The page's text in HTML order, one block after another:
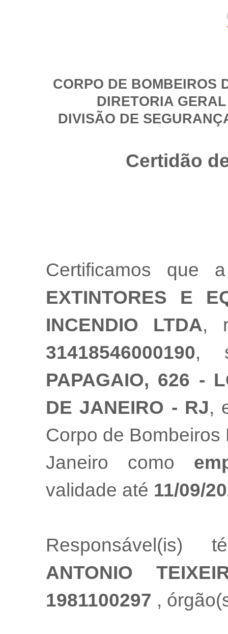
CORPO DE BOMBEIROS
DIRETORIA
DIVISÃO DE
Certidão
Certificamos que
EXTINTORES E
INCENDIO LTDA,
31418546000190,
PAPAGAIO, 626 -
DE JANEIRO - RJ,
Corpo de
Janeiro como
validade até 11/09/
Responsável(is)
ANTONIO
1981100297 ,